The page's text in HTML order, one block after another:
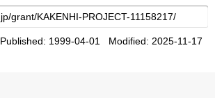
Published: 1999-04-01 Modified: 2025-11-17